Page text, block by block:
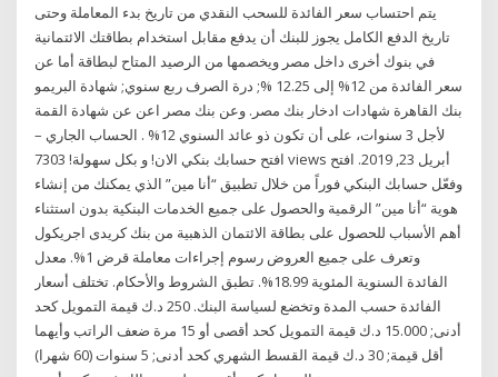
يتم احتساب سعر الفائدة للسحب النقدي من تاريخ بدء المعاملة وحتى
تاريخ الدفع الكامل يجوز للبنك أن يدفع مقابل استخدام بطاقتك الائتمانية
في بنوك أخرى داخل مصر ويخصمها من الرصيد المتاح لبطاقة أما عن
سعر الفائدة من 12% إلى 12.25 %; درة الصرف ربع سنوي; شهادة البريمو
بنك القاهرة شهادات ادخار بنك مصر. وعن بنك مصر اعن عن شهادة القمة
لأجل 3 سنوات، على أن تكون ذو عائد السنوي 12% . الحساب الجاري –
افتح حسابك بنكي الان! و بكل سهولة! 7303 views أبريل 23, 2019. افتح
وفعّل حسابك البنكي فوراً من خلال تطبيق “أنا مين” الذي يمكنك من إنشاء
هوية “أنا مين” الرقمية والحصول على جميع الخدمات البنكية بدون استثناء
أهم الأسباب للحصول على بطاقة الائتمان الذهبية من بنك كريدى اجريكول
وتعرف على جميع العروض رسوم إجراءات معاملة قرض 1%. معدل
الفائدة السنوية المئوية 18.99%. تطبق الشروط والأحكام. تختلف أسعار
الفائدة حسب المدة وتخضع لسياسة البنك. 250 د.ك قيمة التمويل كحد
أدنى; 15.000 د.ك قيمة التمويل كحد أقصى أو 15 مرة ضعف الراتب وأيهما
أقل قيمة; 30 د.ك قيمة القسط الشهري كحد أدنى; 5 سنوات (60 شهرا)